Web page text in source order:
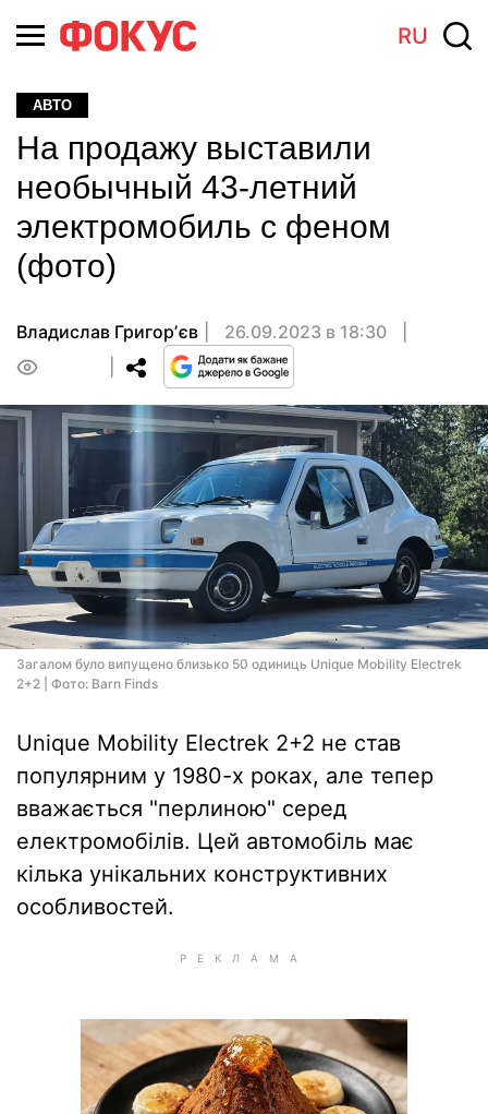
RU
АВТО
На продажу выставили
необычный 43-летний
электромобиль с феном
(фото)
Владислав Григорʼєв
26.09.2023 в 18:30
Загалом було випущено близько 50 одиниць Unique Mobility Electrek
2+2 | Фото: Barn Finds
Unique Mobility Electrek 2+2 не став
популярним у 1980-х роках, але тепер
вважається "перлиною" серед
електромобілів. Цей автомобіль має
кілька унікальних конструктивних
особливостей.